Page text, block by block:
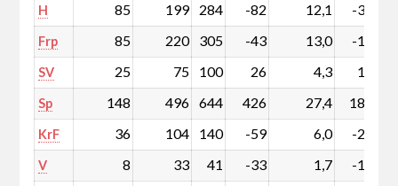
H 85 199 284 -82 12,1 -3,4
Frp 85 220 305 -43 13,0 -1,7
SV 25 75 100 26 4,3 1,1
Sp 148 496 644 426 27,4 18,2
KrF 36 104 140 -59 6,0 -2,4
V 8 33 41 -33 1,7 -1,4